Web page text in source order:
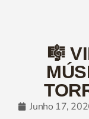
🎼
Junho 17,